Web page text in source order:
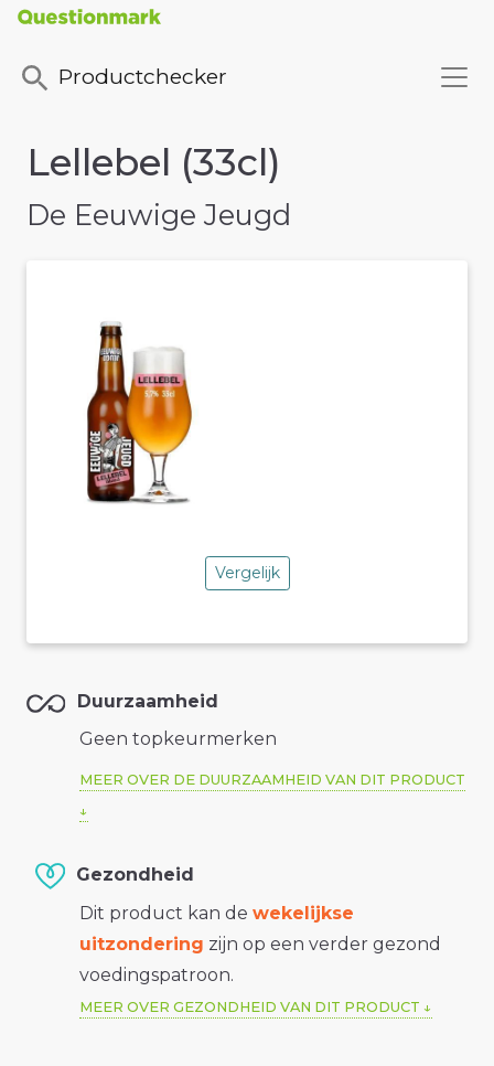
Productchecker
Lellebel (33cl)
De Eeuwige Jeugd
Vergelijk
Duurzaamheid
Geen topkeurmerken
MEER OVER DE DUURZAAMHEID VAN DIT PRODUCT
Gezondheid
Dit product kan de wekelijkse
uitzondering zijn op een verder gezond
voedingspatroon.
MEER OVER GEZONDHEID VAN DIT PRODUCT